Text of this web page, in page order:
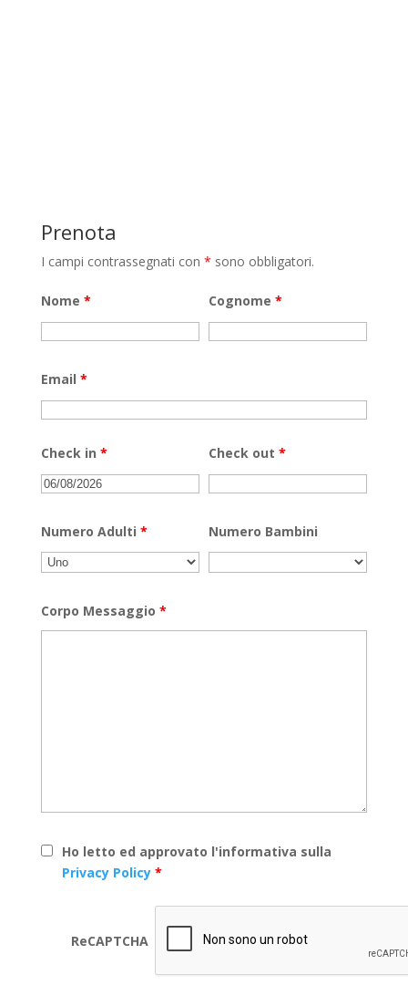
Prenota
I campi contrassegnati con * sono obbligatori.
Nome * Cognome *
Email *
Check in * Check out *
Numero Adulti * Numero Bambini
Corpo Messaggio *
Ho letto ed approvato l'informativa sulla
Privacy Policy *
ReCAPTCHA